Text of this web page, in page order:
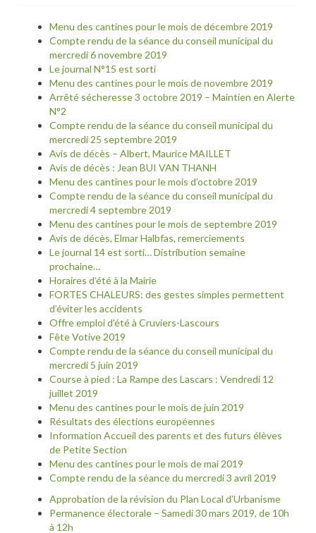
Menu des cantines pour le mois de décembre 2019
Compte rendu de la séance du conseil municipal du
mercredi 6 novembre 2019
Le journal N°15 est sorti
Menu des cantines pour le mois de novembre 2019
Arrêté sécheresse 3 octobre 2019 – Maintien en Alerte
N°2
Compte rendu de la séance du conseil municipal du
mercredi 25 septembre 2019
Avis de décès – Albert, Maurice MAILLET
Avis de décès : Jean BUI VAN THANH
Menu des cantines pour le mois d’octobre 2019
Compte rendu de la séance du conseil municipal du
mercredi 4 septembre 2019
Menu des cantines pour le mois de septembre 2019
Avis de décès, Elmar Halbfas, remerciements
Le journal 14 est sorti… Distribution semaine
prochaine…
Horaires d’été à la Mairie
FORTES CHALEURS: des gestes simples permettent
d’éviter les accidents
Offre emploi d’été à Cruviers-Lascours
Fête Votive 2019
Compte rendu de la séance du conseil municipal du
mercredi 5 juin 2019
Course à pied : La Rampe des Lascars : Vendredi 12
juillet 2019
Menu des cantines pour le mois de juin 2019
Résultats des élections européennes
Information Accueil des parents et des futurs élèves
de Petite Section
Menu des cantines pour le mois de mai 2019
Compte rendu de la séance du mercredi 3 avril 2019
Approbation de la révision du Plan Local d’Urbanisme
Permanence électorale – Samedi 30 mars 2019, de 10h
à 12h